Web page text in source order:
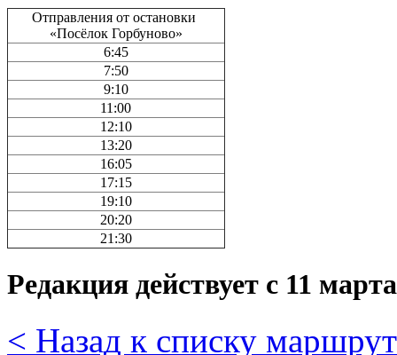
Отправления от остановки
«Посёлок Горбуново»
6:45
7:50
9:10
11:00
12:10
13:20
16:05
17:15
19:10
20:20
21:30
Редакция действует с 11
< Назад к списку